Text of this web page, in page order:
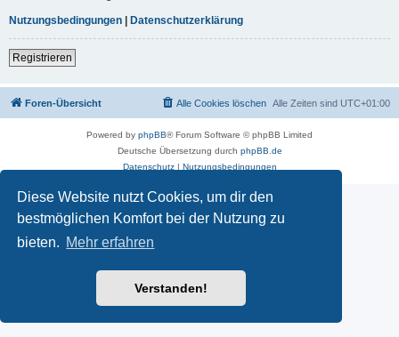
Diese Website nutzt Cookies, um dir den
bestmöglichen Komfort bei der Nutzung zu
bieten. Mehr erfahren
Verstanden!
Nutzungsbedingungen | Datenschutzerklärung
Registrieren
Foren-Übersicht Alle Zeiten sind UTC+01:00
Alle Cookies löschen
Powered by phpBB® Forum Software © phpBB Limited
Deutsche Übersetzung durch phpBB.de
Datenschutz| Nutzungsbedingungen